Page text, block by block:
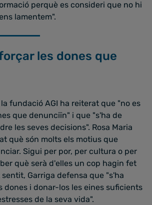
perquè es consideri que no hi
lamentem".
les dones que
fundació AGI ha reiterat que "no es
que denunciïn" i que "s'ha de
les seves decisions". Rosa Maria
què són molts els motius que
Sigui per por, per cultura o per
què serà d'elles un cop hagin fet
Garriga defensa que "s'ha
dones i donar-los les eines suficients
de la seva vida".